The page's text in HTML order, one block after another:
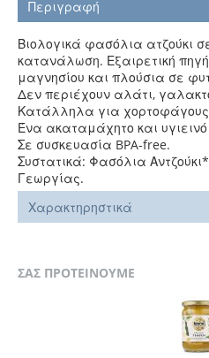
Περιγραφή
Βιολογικά φασόλια ατζούκι
κατανάλωση. Εξαιρετική
μαγνησίου και πλούσια σε
Δεν περιέχουν αλάτι,
Κατάλληλα για χορτοφάγους
Ένα ακαταμάχητο και
Σε συσκευασία BPA-free.
Συστατικά: Φασόλια
Γεωργίας.
Χαρακτηρηστικά
ΣΑΣ ΠΡΟΤΕΙΝΟΥΜΕ